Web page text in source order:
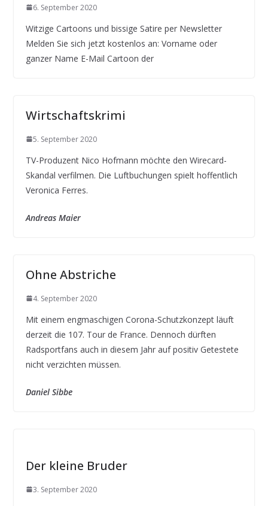
6. September 2020
Witzige Cartoons und bissige Satire per Newsletter
Melden Sie sich jetzt kostenlos an: Vorname oder
ganzer Name E-Mail Cartoon der
Wirtschaftskrimi
5. September 2020
TV-Produzent Nico Hofmann möchte den Wirecard-
Skandal verfilmen. Die Luftbuchungen spielt hoffentlich
Veronica Ferres.
Andreas Maier
Ohne Abstriche
4. September 2020
Mit einem engmaschigen Corona-Schutzkonzept läuft
derzeit die 107. Tour de France. Dennoch dürften
Radsportfans auch in diesem Jahr auf positiv Getestete
nicht verzichten müssen.
Daniel Sibbe
Der kleine Bruder
3. September 2020